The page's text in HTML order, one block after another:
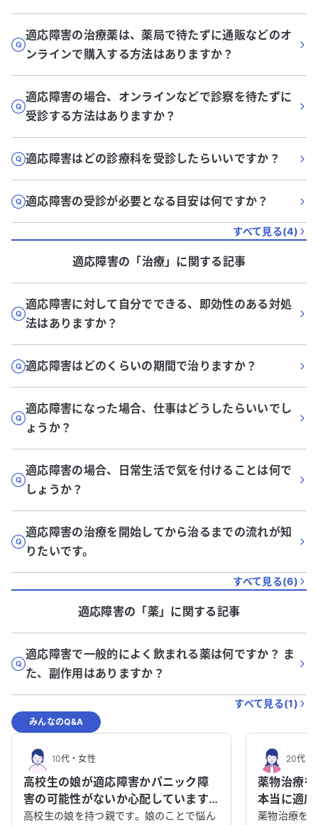
適応障害の治療薬は、薬局で待たずに通販などのオ
ンラインで購入する方法はありますか？
適応障害の場合、オンラインなどで診察を待たずに
受診する方法はありますか？
適応障害はどの診療科を受診したらいいですか？
適応障害の受診が必要となる目安は何ですか？
すべて見る(4)
適応障害の「治療」に関する記事
適応障害に対して自分でできる、即効性のある対処
法はありますか？
適応障害はどのくらいの期間で治りますか？
適応障害になった場合、仕事はどうしたらいいでし
ょうか？
適応障害の場合、日常生活で気を付けることは何で
しょうか？
適応障害の治療を開始してから治るまでの流れが知
りたいです。
すべて見る(6)
適応障害の「薬」に関する記事
適応障害で一般的によく飲まれる薬は何ですか？ ま
た、副作用はありますか？
すべて見る(1)
みんなのQ&A
10代・女性
高校生の娘が適応障害かパニック障
害の可能性がないか心配しています。
家族としてどのように支えてあげる
高校生の娘を持つ親です。娘のことで悩ん
20代・
薬物治療
本当に適
要因の見
薬物治療を